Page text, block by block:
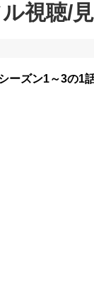
視聴/
ーズン1～3の1